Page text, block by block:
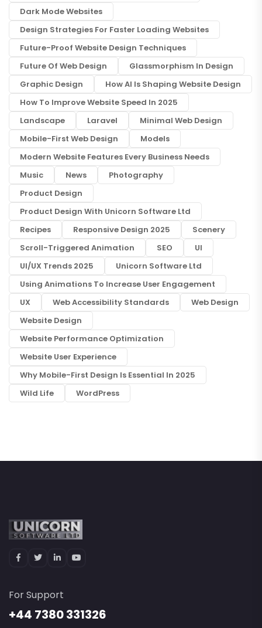
Dark Mode Websites
Design Strategies For Faster Loading Websites
Future-Proof Website Design Techniques
Future Of Web Design
Glassmorphism In Design
Graphic Design
How AI Is Shaping Website Design
How To Improve Website Speed In 2025
Landscape
Laravel
Minimal Web Design
Mobile-First Web Design
Models
Modern Website Features Every Business Needs
Music
News
Photography
Product Design
Product Design With Unicorn Software Ltd
Recipes
Responsive Design 2025
Scenery
Scroll-Triggered Animation
SEO
UI
UI/UX Trends 2025
Unicorn Software Ltd
Using Animations To Increase User Engagement
UX
Web Accessibility Standards
Web Design
Website Design
Website Performance Optimization
Website User Experience
Why Mobile-First Design Is Essential In 2025
Wild Life
WordPress
For Support
+44 7380 331326